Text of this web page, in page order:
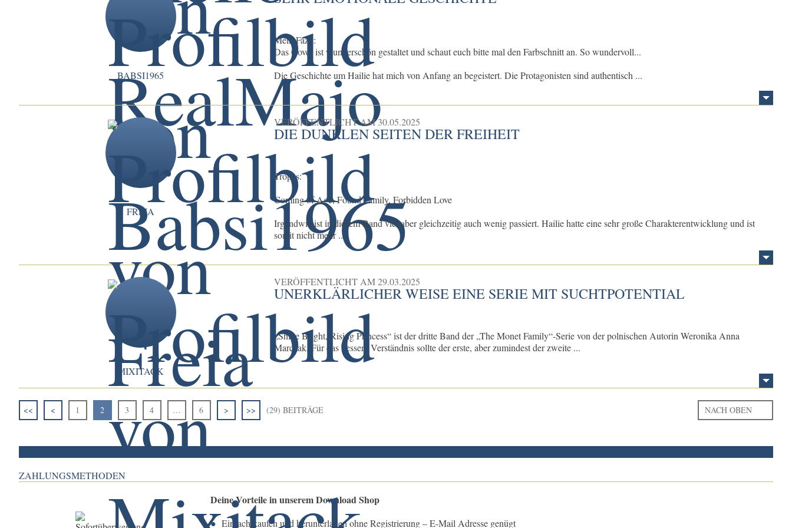
BABSI1965
Mein Fazit:
Das Cover ist wunderschön gestaltet und schaut euch bitte mal den Farbschnitt an. So wundervoll...
Die Geschichte um Hailie hat mich von Anfang an begeistert. Die Protagonisten sind authentisch ...
FREIA
VERÖFFENTLICHT AM30.05.2025
DIE DUNKLEN SEITEN DER FREIHEIT
Tropes:
Coming of Age, Found Family, Forbidden Love
Irgendwie ist in diesem Band viel aber gleichzeitig auch wenig passiert. Hailie hatte eine sehr große Charakterentwicklung und ist
somit nicht mehr ...
MIXITACK
VERÖFFENTLICHT AM29.03.2025
UNERKLÄRLICHER WEISE EINE SERIE MIT SUCHTPOTENTIAL
„Shine Bright, Rising Princess“ ist der dritte Band der „The Monet Family“-Serie von der polnischen Autorin Weronika Anna
Marczak. Für das bessere Verständnis sollte der erste, aber zumindest der zweite ...
<< < 1 2 3 4 … 6 > >> (29) BEITRÄGE NACH OBEN
ZAHLUNGSMETHODEN
Deine Vorteile in unserem Download Shop
Einfach kaufen und herunterladen ohne Registrierung – E-Mail Adresse genügt